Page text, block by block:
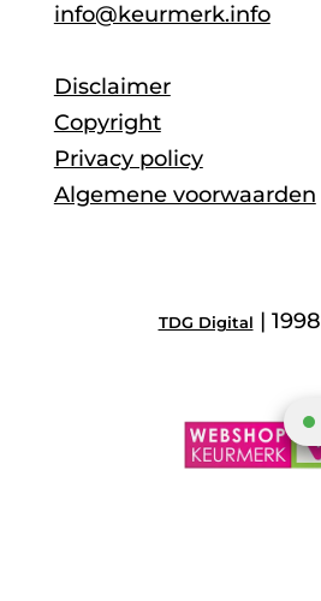
info@keurmerk.info
Disclaimer
Copyright
Privacy policy
Algemene voorwaarden
TDG Digital |